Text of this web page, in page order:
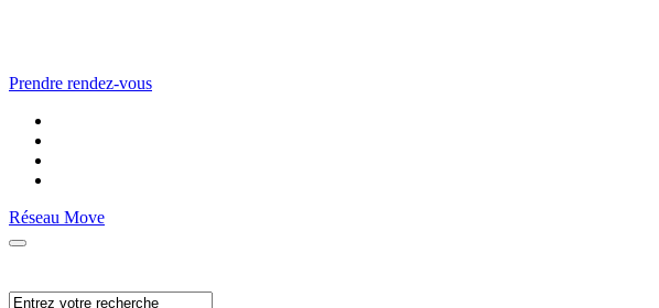
Prendre rendez-vous
Réseau Move